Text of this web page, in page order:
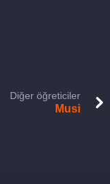
Diğer öğreticiler
Musi